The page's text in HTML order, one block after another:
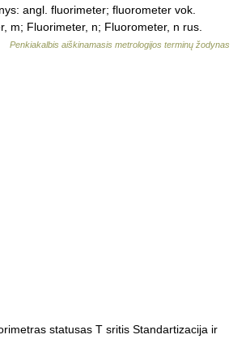
angl. fluorimeter; fluorometer vok.
m; Fluorimeter, n; Fluorometer, n rus.
Penkiakalbis aiškinamasis metrologijos terminų žodynas
statusas T sritis Standartizacija ir